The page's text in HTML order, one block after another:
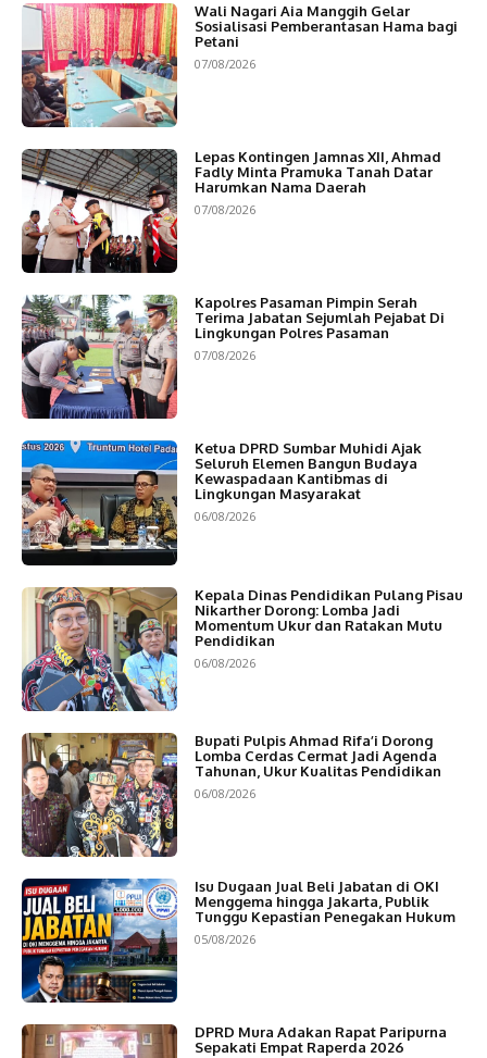
Wali Nagari Aia Manggih Gelar
Sosialisasi Pemberantasan Hama bagi
Petani
07/08/2026
Lepas Kontingen Jamnas XII, Ahmad
Fadly Minta Pramuka Tanah Datar
Harumkan Nama Daerah
07/08/2026
Kapolres Pasaman Pimpin Serah
Terima Jabatan Sejumlah Pejabat Di
Lingkungan Polres Pasaman
07/08/2026
Ketua DPRD Sumbar Muhidi Ajak
Seluruh Elemen Bangun Budaya
Kewaspadaan Kantibmas di
Lingkungan Masyarakat
06/08/2026
Kepala Dinas Pendidikan Pulang Pisau
Nikarther Dorong: Lomba Jadi
Momentum Ukur dan Ratakan Mutu
Pendidikan
06/08/2026
Bupati Pulpis Ahmad Rifa’i Dorong
Lomba Cerdas Cermat Jadi Agenda
Tahunan, Ukur Kualitas Pendidikan
06/08/2026
Isu Dugaan Jual Beli Jabatan di OKI
Menggema hingga Jakarta, Publik
Tunggu Kepastian Penegakan Hukum
05/08/2026
DPRD Mura Adakan Rapat Paripurna
Sepakati Empat Raperda 2026